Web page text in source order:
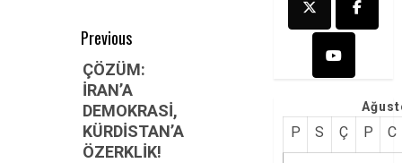
Post
navigation
Previous
Previous
post:
ÇÖZÜM:
İRAN’A
DEMOKRASİ,
KÜRDİSTAN’A
ÖZERKLİK!
P S Ç P C